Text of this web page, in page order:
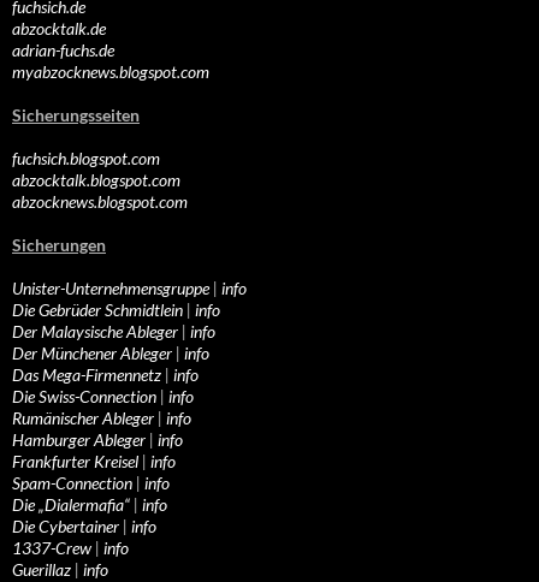
fuchsich.de
abzocktalk.de
adrian-fuchs.de
myabzocknews.blogspot.com
Sicherungsseiten
fuchsich.blogspot.com
abzocktalk.blogspot.com
abzocknews.blogspot.com
Sicherungen
Unister-Unternehmensgruppe| info
Die Gebrüder Schmidtlein | info
Der Malaysische Ableger | info
Der Münchener Ableger | info
Das Mega-Firmennetz | info
Die Swiss-Connection | info
Rumänischer Ableger | info
Hamburger Ableger | info
Frankfurter Kreisel | info
Spam-Connection | info
Die „Dialermafia“ | info
Die Cybertainer | info
1337-Crew | info
Guerillaz | info